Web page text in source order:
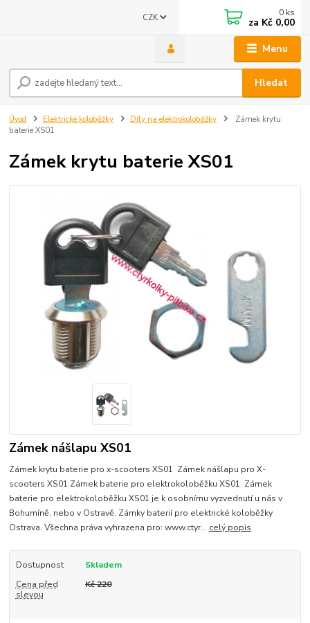
Menu
CZK
Hledat
0 ks
za Kč 0,00
Úvod Elektrické koloběžky Díly na elektrokoloběžky
Zámek krytu
baterie XS01
Zámek krytu baterie XS01
Zámek nášlapu XS01
Zámek krytu baterie pro x-scooters XS01 Zámek nášlapu pro X-
scooters XS01 Zámek baterie pro elektrokoloběžku XS01 Zámek
baterie pro elektrokoloběžku XS01 je k osobnímu vyzvednutí u nás v
Bohumíně, nebo v Ostravě. Zámky baterií pro elektrické koloběžky
Ostrava. Všechna práva vyhrazena pro: www.ctyr... celý popis
Dostupnost
Skladem
Cena před
slevou
Kč 220